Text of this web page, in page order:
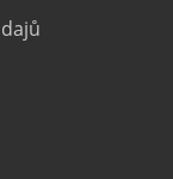
je hlavním
mířící do
pronájem